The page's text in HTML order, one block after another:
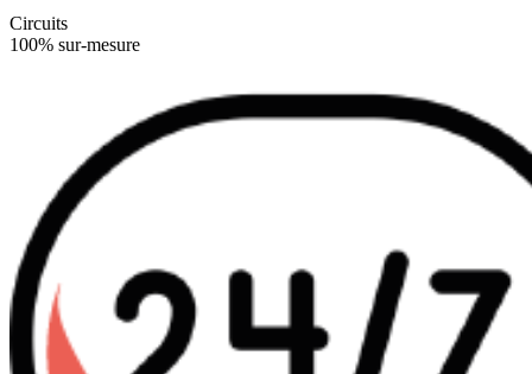
Circuits
100% sur-mesure